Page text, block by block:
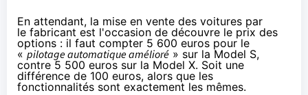
En attendant, la mise en vente des voitures par
le fabricant est l'occasion de découvre le prix des
options : il faut compter 5 600 euros pour le
«pilotage automatique amélioré » sur la Model S,
contre 5 500 euros sur la Model X. Soit une
différence de 100 euros, alors que les
fonctionnalités sont exactement les mêmes.